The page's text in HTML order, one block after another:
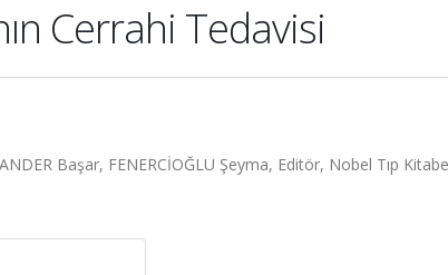
Cerrahi Tedavisi
Başar, FENERCİOĞLU Şeyma, Editör, Nobel Tıp